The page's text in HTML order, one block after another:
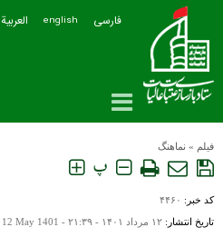
فارسی english العربیة
فیلم » نماهنگ
پ
کد خبر: ۴۴۶۰
تاریخ انتشار: ۱۲ مرداد ۱۴۰۱ - ۲۱:۳۹ - 12 May 1401